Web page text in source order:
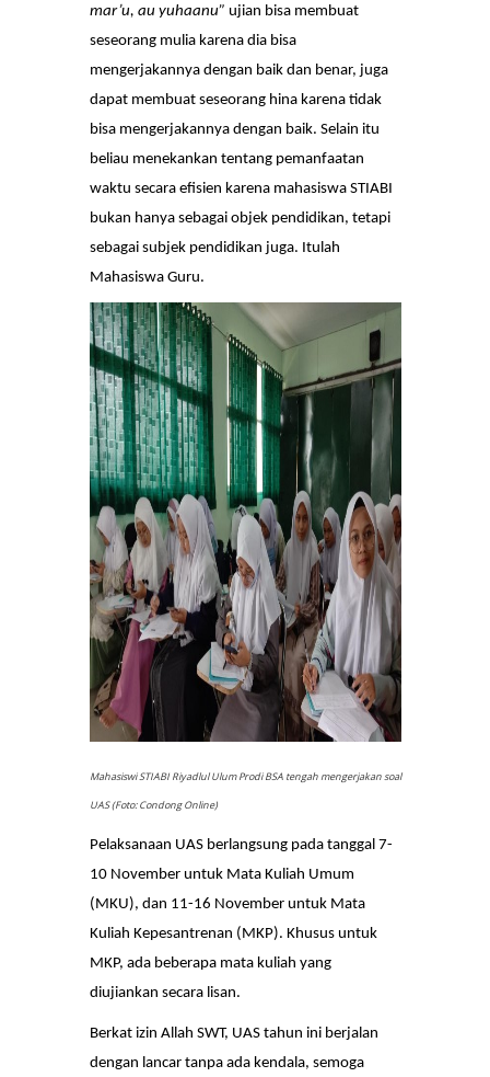
mar’u, au yuhaanu” ujian bisa membuat
seseorang mulia karena dia bisa
mengerjakannya dengan baik dan benar, juga
dapat membuat seseorang hina karena tidak
bisa mengerjakannya dengan baik. Selain itu
beliau menekankan tentang pemanfaatan
waktu secara efisien karena mahasiswa STIABI
bukan hanya sebagai objek pendidikan, tetapi
sebagai subjek pendidikan juga. Itulah
Mahasiswa Guru.
Mahasiswi STIABI Riyadlul Ulum Prodi BSA tengah mengerjakan soal
UAS (Foto: Condong Online)
Pelaksanaan UAS berlangsung pada tanggal 7-
10 November untuk Mata Kuliah Umum
(MKU), dan 11-16 November untuk Mata
Kuliah Kepesantrenan (MKP). Khusus untuk
MKP, ada beberapa mata kuliah yang
diujiankan secara lisan.
Berkat izin Allah SWT, UAS tahun ini berjalan
dengan lancar tanpa ada kendala, semoga